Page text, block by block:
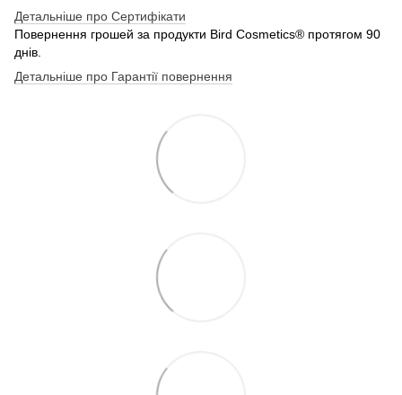
Детальніше про Сертифікати
Повернення грошей за продукти Bird Cosmetics® протягом 90
днів.
Детальніше про Гарантії повернення